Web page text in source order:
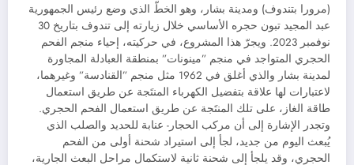
(مرورا بتندوف) ومدينة بشار، وهو الخطّ الذي وضع رئيس الجمهورية
عبد المجيد تبون حجره الأساسي خلال زيارته إلى تندوف بتاريخ 30
نوفمبر 2023. ويجرّ هذا المشروع، في حركيته، إحياء منجم الفحم
الحجري المتواجد في منجم ”مينونات” بمنطقة العبادلة المجاورة
لمدينة بشار والذي أغلق في 1962 مثل منجم ”القنادسة” وغيرهما،
لاعتبارات لها علاقة بتفضيل الكهرباء المنتَجة عن طريق استعمال
طاقة الغاز، على تلك المنتَجة عن طريق استعمال الفحم الحجري.
وتجدر الإشارة إلى أن مركب الحجار- عنابة للحديد والصلب الذي
يُبعث اليوم من جديد، لجأ إلى استيراد شحنة أولى من الفحم
الحجري، وقد يلجأ إلى شحنة ثانية لاستكمال مراحل البعث الجارية،